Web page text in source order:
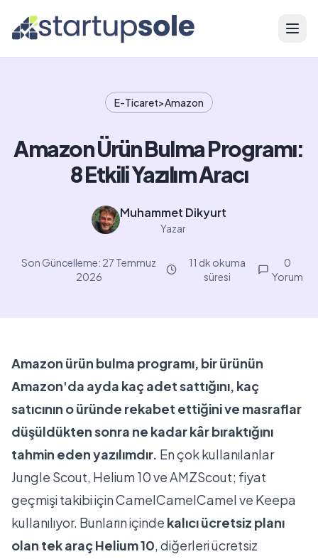
E-Ticaret>Amazon
Amazon Ürün Bulma Programı:
8 Etkili Yazılım Aracı
Muhammet Dikyurt
Yazar
Son Güncelleme: 27 Temmuz
2026
11 dk okuma
süresi
0
Yorum
Amazon ürün bulma programı, bir ürünün
Amazon'da ayda kaç adet sattığını, kaç
satıcının o üründe rekabet ettiğini ve masraflar
düşüldükten sonra ne kadar kâr bıraktığını
tahmin eden yazılımdır. En çok kullanılanlar
Jungle Scout, Helium 10 ve AMZScout; fiyat
geçmişi takibi için CamelCamelCamel ve Keepa
kullanılıyor. Bunların içinde kalıcı ücretsiz planı
olan tek araç Helium 10, diğerleri ücretsiz